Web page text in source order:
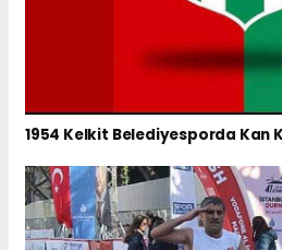
1954 Kelkit Belediyesporda Kan